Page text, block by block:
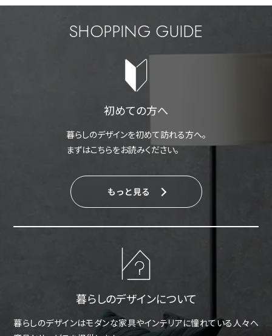
SHOPPING GUIDE
初めての方へ
暮らしのデザインを初めて訪れる方へ。
まずはこちらをお読みください。
もっと見る
暮らしのデザインについて
暮らしのデザインはモダンな家具やインテリアに憧れている人々へ